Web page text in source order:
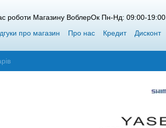
роботи Магазину ВоблерОк Пн-Нд: 09:00-19:00
про магазин
Про нас Кредит Дисконт